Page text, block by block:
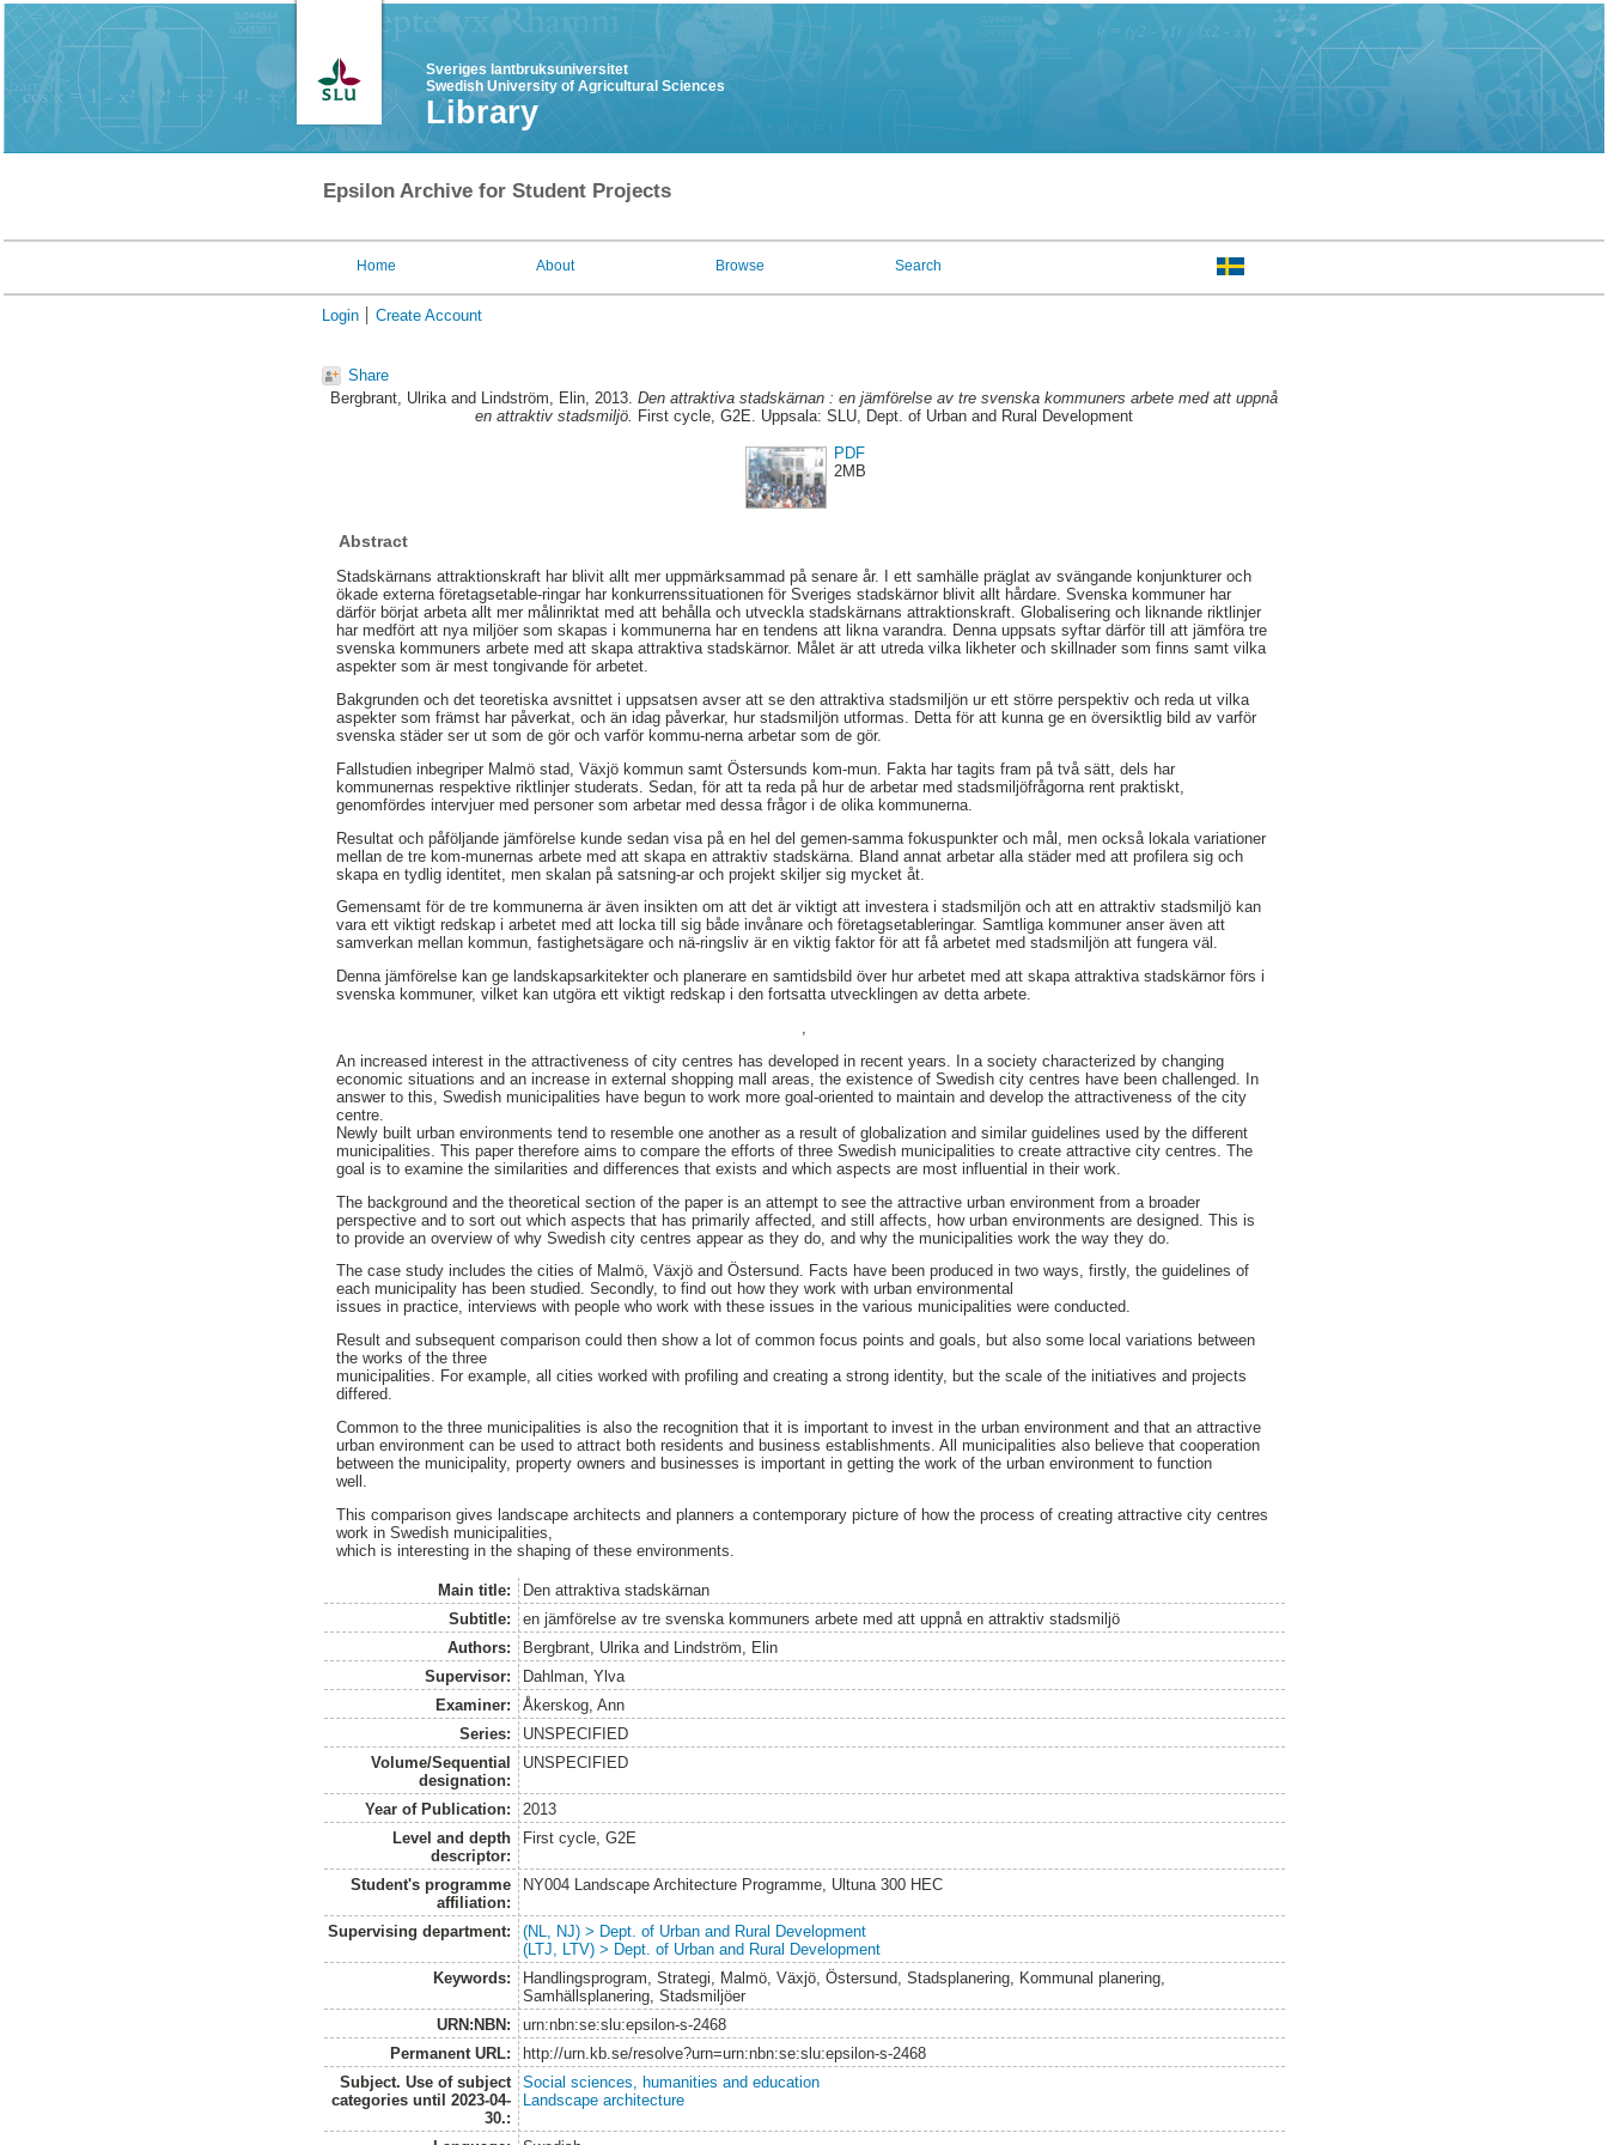
Sveriges lantbruksuniversitet
Swedish University of Agricultural Sciences
Library
Epsilon Archive for Student Projects
Home About Browse Search
Login Create Account
Share
Bergbrant, Ulrikaand Lindström, Elin, 2013. Den attraktiva stadskärnan : en jämförelse av tre svenska kommuners arbete med att uppnå
en attraktiv stadsmiljö. First cycle, G2E. Uppsala: SLU, Dept. of Urban and Rural Development
PDF
2MB
Abstract
Stadskärnans attraktionskraft har blivit allt mer uppmärksammad på senare år. I ett samhälle präglat av svängande konjunkturer och
ökade externa företagsetable-ringar har konkurrenssituationen för Sveriges stadskärnor blivit allt hårdare. Svenska kommuner har
därför börjat arbeta allt mer målinriktat med att behålla och utveckla stadskärnans attraktionskraft. Globalisering och liknande riktlinjer
har medfört att nya miljöer som skapas i kommunerna har en tendens att likna varandra. Denna uppsats syftar därför till att jämföra tre
svenska kommuners arbete med att skapa attraktiva stadskärnor. Målet är att utreda vilka likheter och skillnader som finns samt vilka
aspekter som är mest tongivande för arbetet.
Bakgrunden och det teoretiska avsnittet i uppsatsen avser att se den attraktiva stadsmiljön ur ett större perspektiv och reda ut vilka
aspekter som främst har påverkat, och än idag påverkar, hur stadsmiljön utformas. Detta för att kunna ge en översiktlig bild av varför
svenska städer ser ut som de gör och varför kommu-nerna arbetar som de gör.
Fallstudien inbegriper Malmö stad, Växjö kommun samt Östersunds kom-mun. Fakta har tagits fram på två sätt, dels har
kommunernas respektive riktlinjer studerats. Sedan, för att ta reda på hur de arbetar med stadsmiljöfrågorna rent praktiskt,
genomfördes intervjuer med personer som arbetar med dessa frågor i de olika kommunerna.
Resultat och påföljande jämförelse kunde sedan visa på en hel del gemen-samma fokuspunkter och mål, men också lokala variationer
mellan de tre kom-munernas arbete med att skapa en attraktiv stadskärna. Bland annat arbetar alla städer med att profilera sig och
skapa en tydlig identitet, men skalan på satsning-ar och projekt skiljer sig mycket åt.
Gemensamt för de tre kommunerna är även insikten om att det är viktigt att investera i stadsmiljön och att en attraktiv stadsmiljö kan
vara ett viktigt redskap i arbetet med att locka till sig både invånare och företagsetableringar. Samtliga kommuner anser även att
samverkan mellan kommun, fastighetsägare och nä-ringsliv är en viktig faktor för att få arbetet med stadsmiljön att fungera väl.
Denna jämförelse kan ge landskapsarkitekter och planerare en samtidsbild över hur arbetet med att skapa attraktiva stadskärnor förs i
svenska kommuner, vilket kan utgöra ett viktigt redskap i den fortsatta utvecklingen av detta arbete.
An increased interest in the attractiveness of city centres has developed in recent years. In a society characterized by changing
economic situations and an increase in external shopping mall areas, the existence of Swedish city centres have been challenged. In
answer to this, Swedish municipalities have begun to work more goal-oriented to maintain and develop the attractiveness of the city
centre.
Newly built urban environments tend to resemble one another as a result of globalization and similar guidelines used by the different
municipalities. This paper therefore aims to compare the efforts of three Swedish municipalities to create attractive city centres. The
goal is to examine the similarities and differences that exists and which aspects are most influential in their work.
The background and the theoretical section of the paper is an attempt to see the attractive urban environment from a broader
perspective and to sort out which aspects that has primarily affected, and still affects, how urban environments are designed. This is
to provide an overview of why Swedish city centres appear as they do, and why the municipalities work the way they do.
The case study includes the cities of Malmö, Växjö and Östersund. Facts have been produced in two ways, firstly, the guidelines of
each municipality has been studied. Secondly, to find out how they work with urban environmental
issues in practice, interviews with people who work with these issues in the various municipalities were conducted.
Result and subsequent comparison could then show a lot of common focus points and goals, but also some local variations between
the works of the three
municipalities. For example, all cities worked with profiling and creating a strong identity, but the scale of the initiatives and projects
differed.
Common to the three municipalities is also the recognition that it is important to invest in the urban environment and that an attractive
urban environment can be used to attract both residents and business establishments. All municipalities also believe that cooperation
between the municipality, property owners and businesses is important in getting the work of the urban environment to function
well.
This comparison gives landscape architects and planners a contemporary picture of how the process of creating attractive city centres
work in Swedish municipalities,
which is interesting in the shaping of these environments.
Main title:
Den attraktiva stadskärnan
Subtitle:
en jämförelse av tre svenska kommuners arbete med att uppnå en attraktiv stadsmiljö
Authors:
Bergbrant, Ulrikaand Lindström, Elin
Supervisor:
Dahlman, Ylva
Examiner:
Åkerskog, Ann
Series:
UNSPECIFIED
Volume/Sequential
designation:
UNSPECIFIED
Year of Publication:
2013
Level and depth
descriptor:
First cycle, G2E
Student's programme
affiliation:
NY004 Landscape Architecture Programme, Ultuna 300 HEC
Supervising department:
(NL, NJ) > Dept. of Urban and Rural Development
(LTJ, LTV) > Dept. of Urban and Rural Development
Keywords:
Handlingsprogram, Strategi, Malmö, Växjö, Östersund, Stadsplanering, Kommunal planering,
Samhällsplanering, Stadsmiljöer
URN:NBN:
urn:nbn:se:slu:epsilon-s-2468
Permanent URL:
http://urn.kb.se/resolve?urn=urn:nbn:se:slu:epsilon-s-2468
Subject. Use of subject
categories until 2023-04-
30.:
Social sciences, humanities and education
Landscape architecture